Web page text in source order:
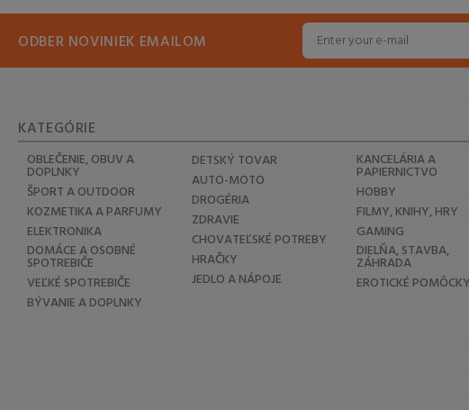
ODBER NOVINIEK EMAILOM
KATEGÓRIE
OBLEČENIE, OBUV A
DOPLNKY
ŠPORT A OUTDOOR
KOZMETIKA A PARFUMY
ELEKTRONIKA
DOMÁCE A OSOBNÉ
SPOTREBIČE
VEĽKÉ SPOTREBIČE
BÝVANIE A DOPLNKY
DETSKÝ TOVAR
AUTO-MOTO
DROGÉRIA
ZDRAVIE
CHOVATEĽSKÉ POTREBY
HRAČKY
JEDLO A NÁPOJE
KANCELÁRIA A
PAPIERNICTVO
HOBBY
FILMY, KNIHY, HRY
GAMING
DIELŇA, STAVBA,
ZÁHRADA
EROTICKÉ POMÔCKY